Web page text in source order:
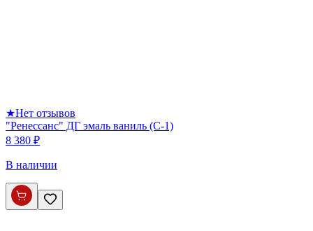
★Нет отзывов
"Ренессанс" ДГ эмаль ваниль (С-1)
8 380 ₽
В наличии